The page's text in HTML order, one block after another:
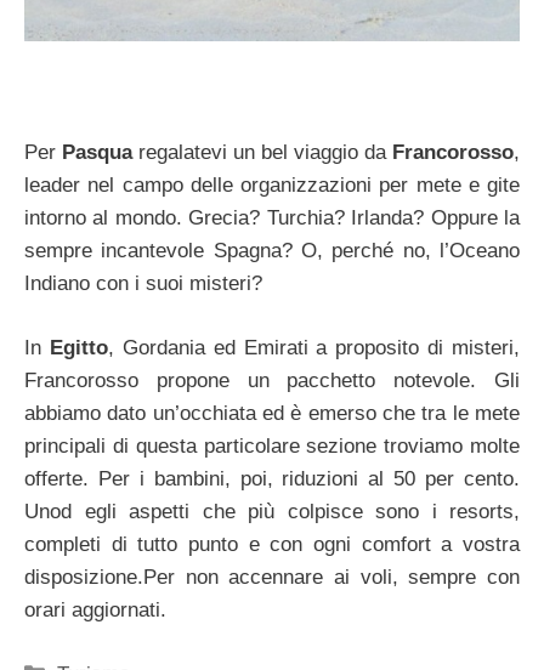
Per Pasquaregalatevi un bel viaggio da Francorosso,
leader nel campo delle organizzazioni per mete e gite
intorno al mondo. Grecia? Turchia? Irlanda? Oppure la
sempre incantevole Spagna? O, perché no, l’Oceano
Indiano con i suoi misteri?
In Egitto, Gordania ed Emirati a proposito di misteri,
Francorosso propone un pacchetto notevole. Gli
abbiamo dato un’occhiata ed è emerso che tra le mete
principali di questa particolare sezione troviamo molte
offerte. Per i bambini, poi, riduzioni al 50 per cento.
Unod egli aspetti che più colpisce sono i resorts,
completi di tutto punto e con ogni comfort a vostra
disposizione.Per non accennare ai voli, sempre con
orari aggiornati.